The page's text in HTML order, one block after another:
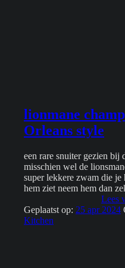
lionmane
Orleans style
een rare snuiter gezien bij
misschien wel de
super lekkere zwam die
hem ziet neem hem dan
Lees
Geplaatst op: 25 apr 2024
Kitchen